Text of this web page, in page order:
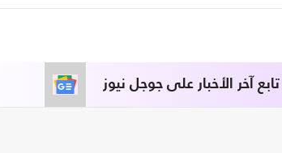
تابع آخر الأخبار على جوجل نيوز